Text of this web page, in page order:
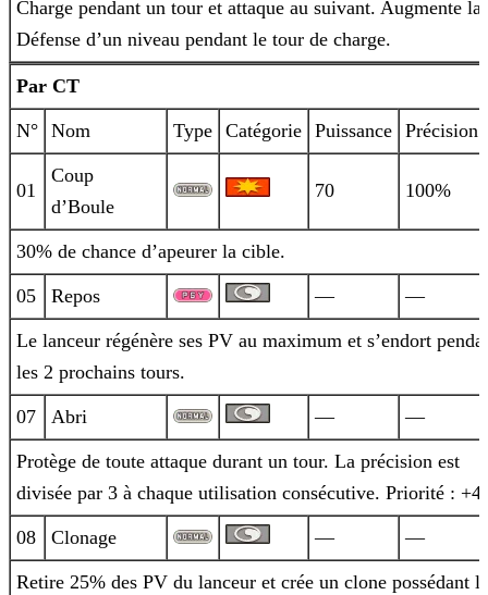
Charge pendant un tour et attaque au suivant. Augmente la
Défense d’un niveau pendant le tour de charge.
Par CT
N° Nom Type Catégorie Puissance Précision
01
Coup
d’Boule
70 100%
30% de chance d’apeurer la cible.
05 Repos — —
Le lanceur régénère ses PV au maximum et s’endort
les 2 prochains tours.
07 Abri — —
Protège de toute attaque durant un tour. La précision est
divisée par 3 à chaque utilisation consécutive. Priorité : +4.
08 Clonage — —
Retire 25% des PV du lanceur et crée un clone possédant le